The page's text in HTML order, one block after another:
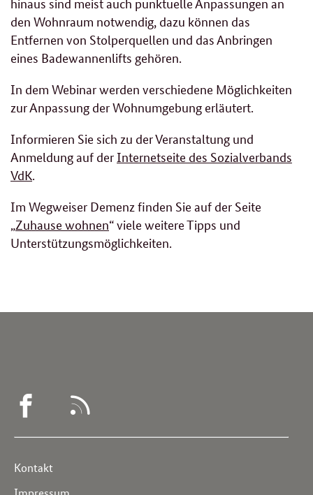
den Wohnraum notwendig, dazu können das
Entfernen von Stolperquellen und das Anbringen
eines Badewannenlifts gehören.
In dem Webinar werden verschiedene Möglichkeiten
zur Anpassung der Wohnumgebung erläutert.
Informieren Sie sich zu der Veranstaltung und
Anmeldung auf derInternetseite des Sozialverbands
VdK
Im Wegweiser Demenz finden Sie auf der Seite
Zuhause wohnen“ viele weitere Tipps und
Unterstützungsmöglichkeiten.
WEGWEISER
Service
Kontakt